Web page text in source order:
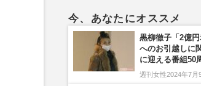
今、あなたにオススメ
黒柳徹子「2億円
へのお引越しに
に迎える番組50
週刊女性2024年7月